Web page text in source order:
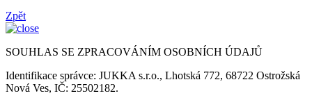
Zpět
SOUHLAS SE ZPRACOVÁNÍM OSOBNÍCH ÚDAJŮ
Identifikace správce: JUKKA s.r.o., Lhotská 772, 68722 Ostrožská
Nová Ves, IČ: 25502182.